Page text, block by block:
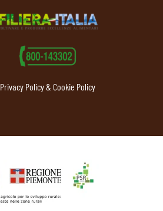
Privacy Policy & Cookie Policy